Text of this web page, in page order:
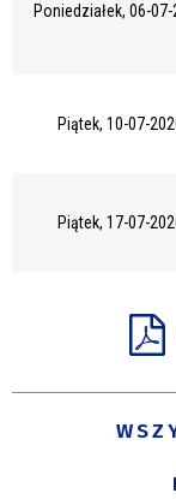
Poniedziałek, 06-
Piątek, 10-07-
Piątek, 17-07-